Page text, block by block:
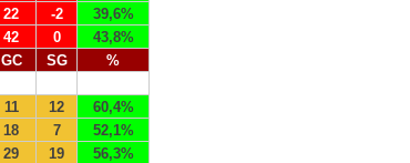
22 -2
39,6%
42 0
43,8%
GC SG
%
11 12
60,4%
18 7
52,1%
29 19
56,3%